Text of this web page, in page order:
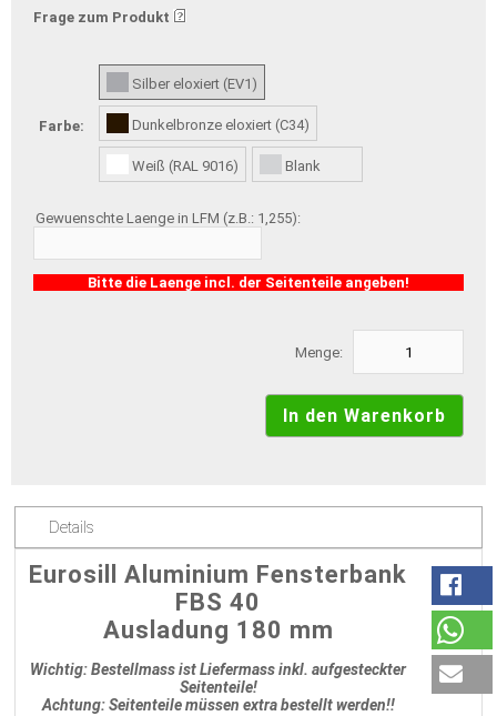
Frage zum Produkt
Farbe:
Silber eloxiert (EV1)
Dunkelbronze eloxiert (C34)
Weiß (RAL 9016) Blank
Gewuenschte Laenge in LFM (z.B.: 1,255):
Bitte die Laenge incl. der Seitenteile angeben!
Menge:
Details
Eurosill Aluminium Fensterbank
FBS 40
Ausladung 180 mm
Wichtig: Bestellmass ist Liefermass inkl. aufgesteckter
Seitenteile!
Achtung: Seitenteile müssen extra bestellt werden!!